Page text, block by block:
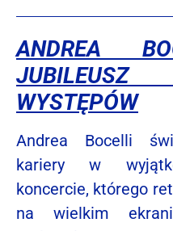
ANDREA
WYSTĘPÓW
Andrea Bocelli
kariery w
koncercie, którego
na wielkim